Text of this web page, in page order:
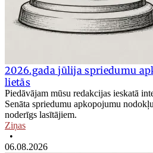
2026.gada jūlija spriedumu
lietās
Piedāvājam mūsu redakcijas ieskatā
Senāta spriedumu apkopojumu
noderīgs lasītājiem.
Ziņas
•
06.08.2026